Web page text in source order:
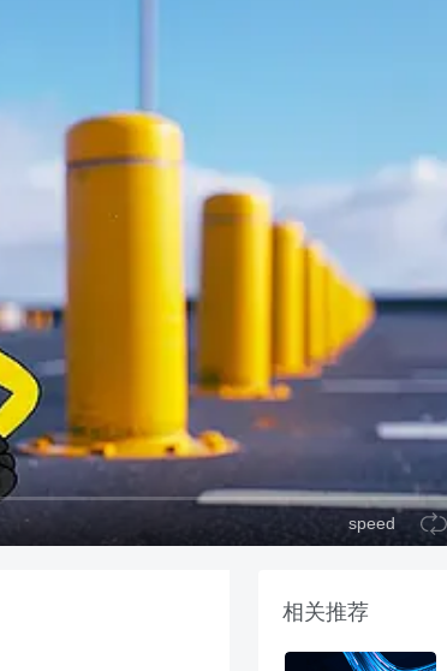
speed
相关推荐